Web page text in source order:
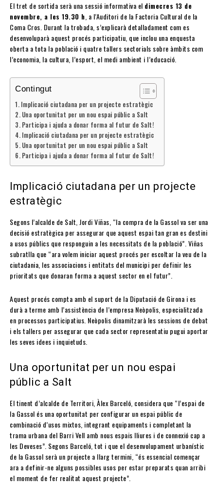
El tret de sortida serà una sessió informativa el dimecres 13 de
novembre, a les 19.30 h, a l’Auditori de la Factoria Cultural de la
Coma Cros. Durant la trobada, s’explicarà detalladament com es
desenvoluparà aquest procés participatiu, que inclou una enquesta
oberta a tota la població i quatre tallers sectorials sobre àmbits com
l’economia, la cultura, l’esport, el medi ambient i l’educació.
Contingut
Implicació ciutadana per un projecte estratègic
Una oportunitat per un nou espai públic a Salt
Participa i ajuda a donar forma al futur de Salt!
Implicació ciutadana per un projecte estratègic
Una oportunitat per un nou espai públic a Salt
Participa i ajuda a donar forma al futur de Salt!
Implicació ciutadana per un projecte
estratègic
Segons l’alcalde de Salt, Jordi Viñas, “la compra de la Gassol va ser una
decisió estratègica per assegurar que aquest espai tan gran es destini
a usos públics que responguin a les necessitats de la població”. Viñas
subratlla que “ara volem iniciar aquest procés per escoltar la veu de la
ciutadania, les associacions i entitats del municipi per definir les
prioritats que donaran forma a aquest sector en el futur”.
Aquest procés compta amb el suport de la Diputació de Girona i es
durà a terme amb l’assistència de l’empresa Neòpolis, especialitzada
en processos participatius. Neòpolis dinamitzarà les sessions de debat
i els tallers per assegurar que cada sector representatiu pugui aportar
les seves idees i inquietuds.
Una oportunitat per un nou espai
públic a Salt
El tinent d’alcalde de Territori, Àlex Barceló, considera que “l’espai de
la Gassol és una oportunitat per configurar un espai públic de
combinació d’usos mixtos, integrant equipaments i completant la
trama urbana del Barri Vell amb nous espais lliures i de connexió cap a
les Deveses”. Segons Barceló, tot i que el desenvolupament urbanístic
de la Gassol serà un projecte a llarg termini, “és essencial començar
ara a definir-ne alguns possibles usos per estar preparats quan arribi
el moment de fer realitat aquest projecte”.